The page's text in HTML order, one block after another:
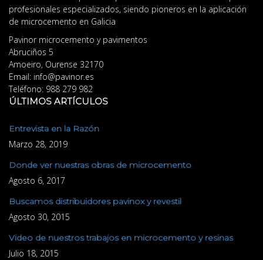
profesionales especializados, siendo pioneros en la aplicación
de microcemento en Galicia
Pavinor microcemento y pavimentos
Abruciños 5
Amoeiro, Ourense 32170
Email: info@pavinor.es
Teléfono: 988 279 982
ÚLTIMOS ARTÍCULOS
Entrevista en la Razón
Marzo 28, 2019
Donde ver nuestras obras de microcemento
Agosto 6, 2017
Buscamos distribuidores pavinox y revestil
Agosto 30, 2015
Video de nuestros trabajos en microcemento y resinas
Julio 18, 2015